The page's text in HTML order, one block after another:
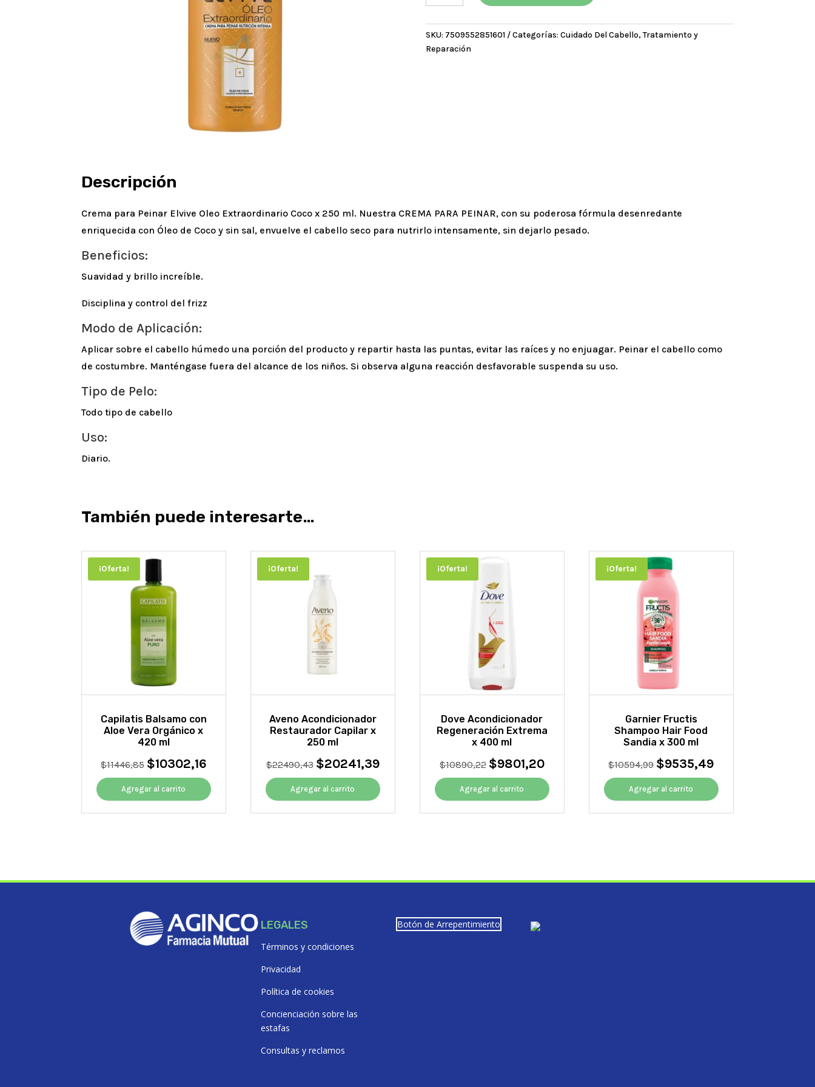
Peinar
Oleo
Extraordinario
SKU: 7509552851601 Categorías: Cuidado Del Cabello,Tratamiento y
Reparación
Descripción
Crema para Peinar Elvive Oleo Extraordinario Coco x 250 ml. Nuestra CREMA PARA PEINAR, con su poderosa fórmula desenredante
enriquecida con Óleo de Coco y sin sal, envuelve el cabello seco para nutrirlo intensamente, sin dejarlo pesado.
Beneficios:
Suavidad y brillo increíble.
Disciplina y control del frizz
Modo de Aplicación:
Aplicar sobre el cabello húmedo una porción del producto y repartir hasta las puntas, evitar las raíces y no enjuagar. Peinar el cabello como
de costumbre. Manténgase fuera del alcance de los niños. Si observa alguna reacción desfavorable suspenda su uso.
Tipo de Pelo:
Todo tipo de cabello
Uso:
Diario.
También puede interesarte…
¡Oferta!
Capilatis Balsamo con
Aloe Vera Orgánico x
420 ml
$11446,85 El
precio
original
era:
$11446,85.
$10302,16El
actual
es:
$10302,16.
Agregar al carrito
¡Oferta!
Aveno Acondicionador
Restaurador Capilar x
250 ml
$22490,43 El
precio
original
era:
$22490,43.
$20241,39El
actual
$20241,39.
Agregar al carrito
¡Oferta!
Dove Acondicionador
Regeneración Extrema
x 400 ml
$10890,22 El
precio
original
era:
$10890,22.
$9801,20El
precio
actual
es:
$9801,20.
Agregar al carrito
¡Oferta!
Garnier Fructis
Shampoo Hair Food
Sandia x 300 ml
$10594,99 El
precio
original
era:
$10594,99.
$9535,49El
actual
es:
$9535,49.
Agregar al carrito
LEGALES
Términos y condiciones
Privacidad
Política de cookies
Concienciación sobre las
estafas
Consultas y reclamos
Botón de Arrepentimiento